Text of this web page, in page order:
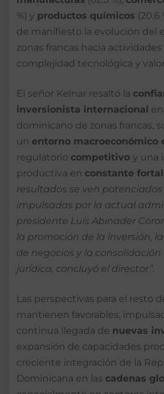
%) y productos químicos (20.6
de manifiesto la evolución del
zonas francas hacia
complejidad tecnológica y
El señor Kelnar resaltó la
inversionista internacional
dominicano de zonas francas,
un entorno macroeconómico
regulatorio competitivo y una
productiva en constante
resultados se ven
impulsadas por la actual
presidente Luís Abinader
la promoción de la inversión,
de negocios y la
jurídica, concluyó el director”.
Las perspectivas para el resto
mantienen favorables,
continua llegada de nuevas
expansión de capacidades
creciente integración de la
Dominicana en las cadenas